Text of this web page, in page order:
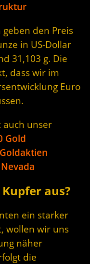
den Preis
in US-Dollar
31,103 g. Die
dass wir im
Euro
auch unser
Gold
aus?
ein starker
wollen wir uns
näher
die